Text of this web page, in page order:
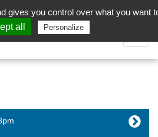
Chat) is disabled.
la
gives you control over what you want
all Personalize